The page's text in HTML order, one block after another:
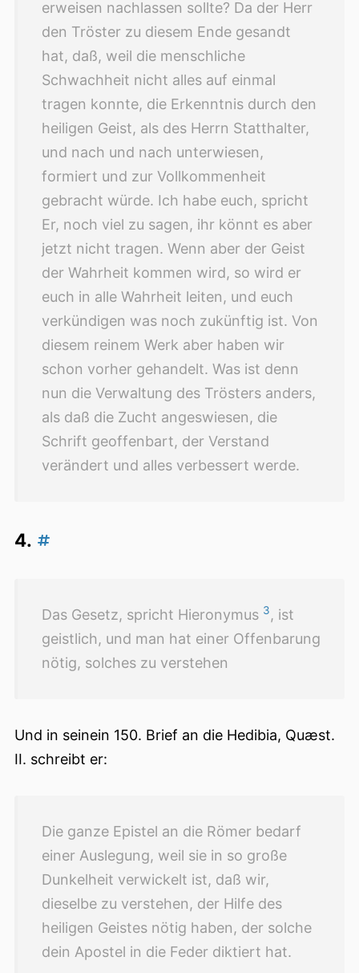
erweisen nachlassen sollte? Da der Herr
den Tröster zu diesem Ende gesandt
hat, daß, weil die menschliche
Schwachheit nicht alles auf einmal
tragen konnte, die Erkenntnis durch den
heiligen Geist, als des Herrn Statthalter,
und nach und nach unterwiesen,
formiert und zur Vollkommenheit
gebracht würde. Ich habe euch, spricht
Er, noch viel zu sagen, ihr könnt es aber
jetzt nicht tragen. Wenn aber der Geist
der Wahrheit kommen wird, so wird er
euch in alle Wahrheit leiten, und euch
verkündigen was noch zukünftig ist. Von
diesem reinem Werk aber haben wir
schon vorher gehandelt. Was ist denn
nun die Verwaltung des Trösters anders,
als daß die Zucht angeswiesen, die
Schrift geoffenbart, der Verstand
verändert und alles verbessert werde.
4.
Das Gesetz, spricht Hieronymus 3, ist
geistlich, und man hat einer Offenbarung
nötig, solches zu verstehen
Und in seinein 150. Brief an die Hedibia, Quæst.
II. schreibt er:
Die ganze Epistel an die Römer bedarf
einer Auslegung, weil sie in so große
Dunkelheit verwickelt ist, daß wir,
dieselbe zu verstehen, der Hilfe des
heiligen Geistes nötig haben, der solche
dein Apostel in die Feder diktiert hat.